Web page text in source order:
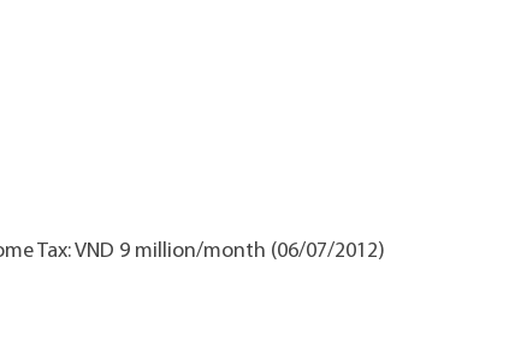
Tax: VND 9 million/month (06/07/2012)